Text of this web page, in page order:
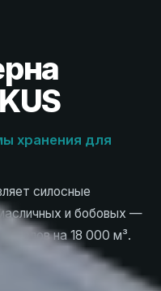
хранения для
силосные
и бобовых —
на 18 000 м³.